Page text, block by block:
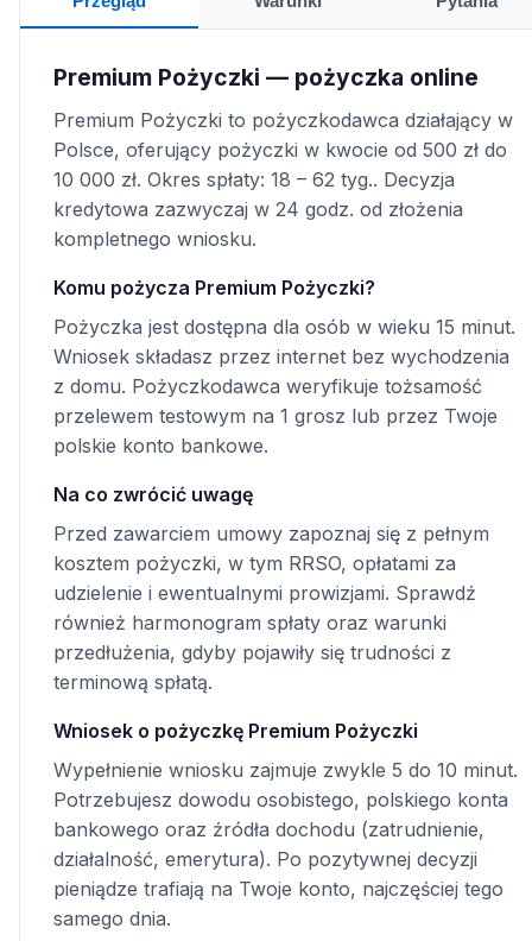
Premium Pożyczki — pożyczka online
Premium Pożyczki to pożyczkodawca działający w
Polsce, oferujący pożyczki w kwocie od 500 zł do
10 000 zł. Okres spłaty: 18 – 62 tyg.. Decyzja
kredytowa zazwyczaj w 24 godz. od złożenia
kompletnego wniosku.
Komu pożycza Premium Pożyczki?
Pożyczka jest dostępna dla osób w wieku 15 minut.
Wniosek składasz przez internet bez wychodzenia
z domu. Pożyczkodawca weryfikuje tożsamość
przelewem testowym na 1 grosz lub przez Twoje
polskie konto bankowe.
Na co zwrócić uwagę
Przed zawarciem umowy zapoznaj się z pełnym
kosztem pożyczki, w tym RRSO, opłatami za
udzielenie i ewentualnymi prowizjami. Sprawdź
również harmonogram spłaty oraz warunki
przedłużenia, gdyby pojawiły się trudności z
terminową spłatą.
Wniosek o pożyczkę Premium Pożyczki
Wypełnienie wniosku zajmuje zwykle 5 do 10 minut.
Potrzebujesz dowodu osobistego, polskiego konta
bankowego oraz źródła dochodu (zatrudnienie,
działalność, emerytura). Po pozytywnej decyzji
pieniądze trafiają na Twoje konto, najczęściej tego
samego dnia.